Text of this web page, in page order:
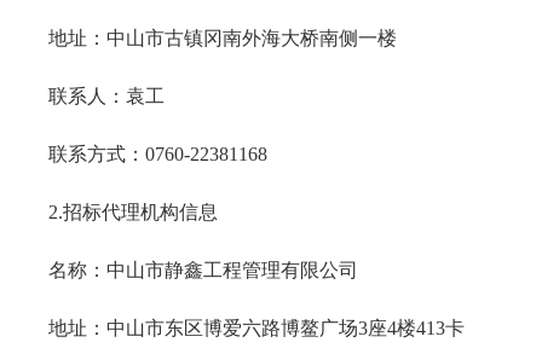
地址：中山市古镇冈南外海大桥南侧一楼
联系人：袁工
联系方式： 0760-22381168
2.招标代理机构信息
名称：中山市静鑫工程管理有限公司
地址：中山市东区博爱六路博鳌广场3座4楼413卡